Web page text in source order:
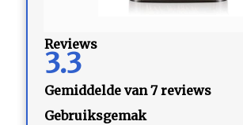
Reviews
3.3
Gemiddelde van 7 reviews
Gebruiksgemak